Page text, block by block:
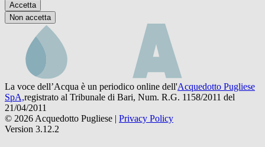
Accetta
Non accetta
La voce dell’Acqua è un periodico online dell'Acquedotto Pugliese
SpA,registrato al Tribunale di Bari, Num. R.G. 1158/2011 del
21/04/2011
© 2026 Acquedotto Pugliese | Privacy Policy
Version 3.12.2